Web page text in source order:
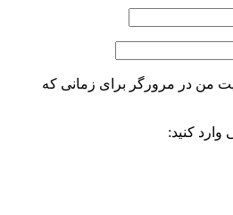
من در مرورگر برای زمانی که
وارد کنید: